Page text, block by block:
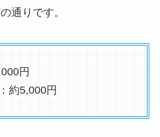
通りです。
円
約5,000円